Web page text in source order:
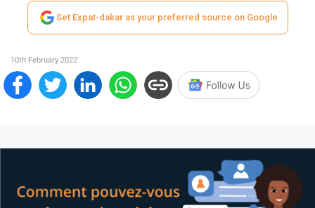
Set Expat-dakar as your preferred source on Google
10th February 2022